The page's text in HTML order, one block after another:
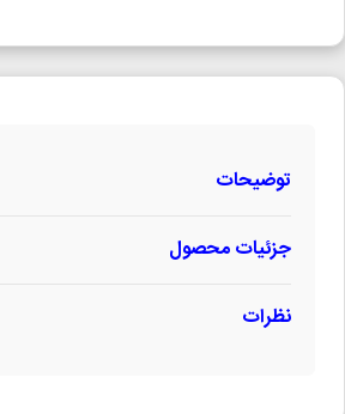
توضیحات
جزئیات محصول
نظرات